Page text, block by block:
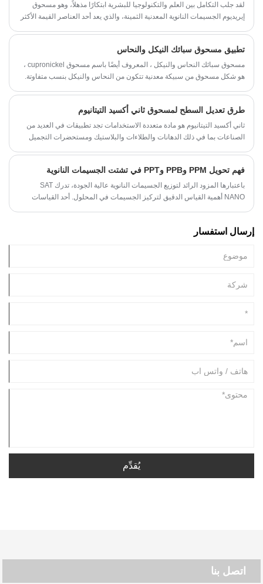
لقد جلب التكامل بين العلم والتكنولوجيا للبشرية ابتكارًا مذهلاً، وهو مسحوق
إيريديوم الجسيمات النانوية المعدنية الثمينة، والذي يعد أحد العناصر القيمة الأكثر
بالتكنولوجيا.
تطبيق مسحوق سبائك النيكل والنحاس
مسحوق سبائك النحاس والنيكل ، المعروف أيضًا باسم مسحوق cupronickel ،
هو شكل مسحوق من سبيكة معدنية تتكون من النحاس والنيكل بنسب متفاوتة.
طرق تعديل السطح لمسحوق ثاني أكسيد التيتانيوم
ثاني أكسيد التيتانيوم هو مادة متعددة الاستخدامات تجد تطبيقات في العديد من
الصناعات بما في ذلك الدهانات والطلاءات والبلاستيك ومستحضرات التجميل
القيد، طور الباحثون عدة طرق لتعديل سطح ثاني أكسيد التيتانيوم. في هذه
المقالة، سوف نستكشف بعض الطرق الأكثر فعالية لتعديل سطح ثاني أكسيد
التيتانيوم.
فهم تحويل PPM وPPB وPPT في تشتت الجسيمات النانوية
باعتبارها المزود الرائد لتوزيع الجسيمات النانوية عالية الجودة، تدرك SAT
NANO أهمية القياس الدقيق لتركيز الجسيمات في المحلول. أحد القياسات
ارتباطها بتركيز مشتتات الجسيمات النانوية.
إرسال استفسار
يُقدِّم
اتصل بنا